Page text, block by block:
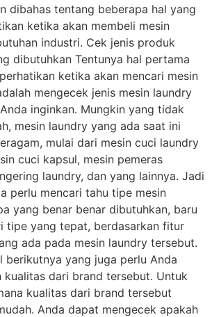
dibahas tentang beberapa hal yang
ketika akan membeli mesin
industri. Cek jenis produk
dibutuhkan Tentunya hal pertama
ketika akan mencari mesin
mengecek jenis mesin laundry
inginkan. Mungkin yang tidak
mesin laundry yang ada saat ini
mulai dari mesin cuci laundry
cuci kapsul, mesin pemeras
laundry, dan yang lainnya. Jadi
perlu mencari tahu tipe mesin
yang benar benar dibutuhkan, baru
tipe yang tepat, berdasarkan fitur
ada pada mesin laundry tersebut.
berikutnya yang juga perlu Anda
kualitas dari brand tersebut. Untuk
kualitas dari brand tersebut
Anda dapat mengecek apakah